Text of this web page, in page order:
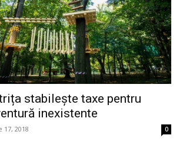
stabilește taxe pentru
inexistente
17, 2018 0